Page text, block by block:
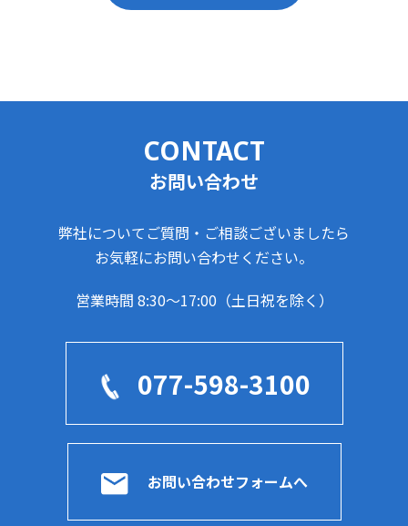
CONTACT
お問い合わせ
弊社についてご質問・ご相談ございましたら
お気軽にお問い合わせください。
営業時間 8:30～17:00（土日祝を除く）
077-598-3100
お問い合わせフォームへ